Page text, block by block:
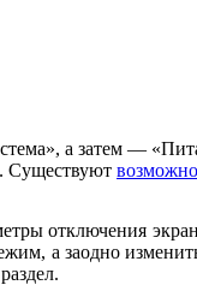
а затем —
Существуют
отключения
а заодно